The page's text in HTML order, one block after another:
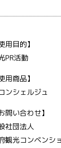
用目的】
PR活動
用商品】
ンシェルジュ
問い合わせ】
社団法人
観光コンベンシ